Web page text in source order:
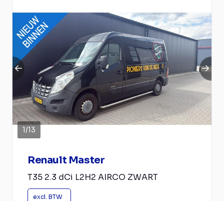
1/13
Renault Master
T35 2.3 dCi L2H2 AIRCO ZWART
excl. BTW